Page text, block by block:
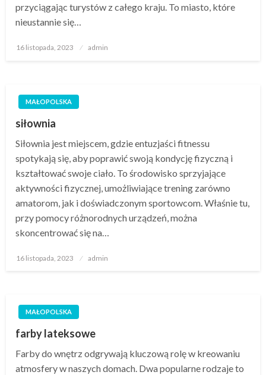
przyciągając turystów z całego kraju. To miasto, które
nieustannie się…
Opublikowane
16 listopada, 2023 admin
MAŁOPOLSKA
siłownia
Siłownia jest miejscem, gdzie entuzjaści fitnessu
spotykają się, aby poprawić swoją kondycję fizyczną i
kształtować swoje ciało. To środowisko sprzyjające
aktywności fizycznej, umożliwiające trening zarówno
amatorom, jak i doświadczonym sportowcom. Właśnie tu,
przy pomocy różnorodnych urządzeń, można
skoncentrować się na…
Opublikowane
16 listopada, 2023 admin
MAŁOPOLSKA
farby lateksowe
Farby do wnętrz odgrywają kluczową rolę w kreowaniu
atmosfery w naszych domach. Dwa popularne rodzaje to